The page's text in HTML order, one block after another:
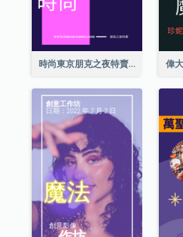
時尚東京朋克之夜特賣Instagram限時動態